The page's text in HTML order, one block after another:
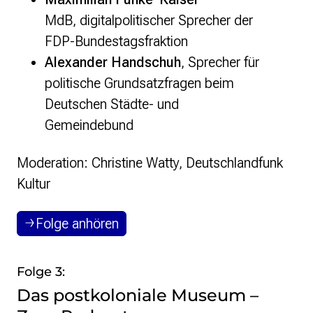
MdB, digitalpolitischer Sprecher der
FDP-Bundestagsfraktion
Alexander Handschuh, Sprecher für
politische Grundsatzfragen beim
Deutschen Städte- und
Gemeindebund
Moderation: Christine Watty, Deutschlandfunk
Kultur
Folge anhören
Folge 3:
Das postkoloniale Museum –